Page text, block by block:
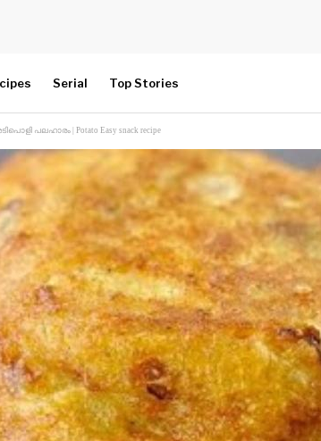
Serial Top Stories
പലഹാരം | Potato Easy snack recipe